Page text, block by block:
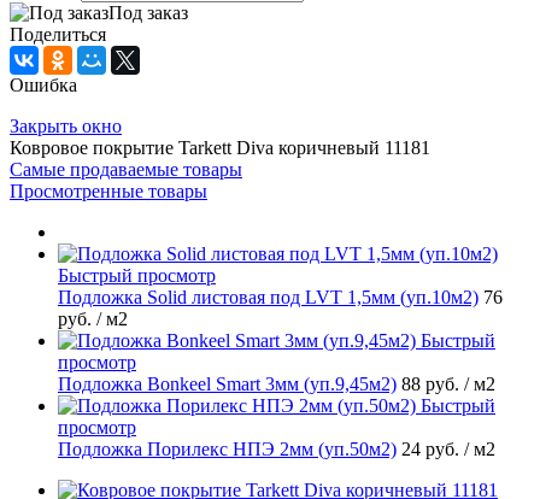
Под заказ
Поделиться
Ошибка
Закрыть окно
Ковровое покрытие Tarkett Diva коричневый 11181
Самые продаваемые товары
Просмотренные товары
Быстрый просмотр
Подложка Solid листовая под LVT 1,5мм (уп.10м2) 76
руб. / м2
Быстрый
просмотр
Подложка Bonkeel Smart 3мм (уп.9,45м2) 88 руб. / м2
Быстрый
просмотр
Подложка Порилекс НПЭ 2мм (уп.50м2) 24 руб. / м2